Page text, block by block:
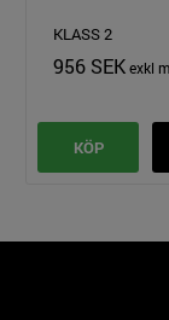
KLASS 2
956 SEK
KÖP